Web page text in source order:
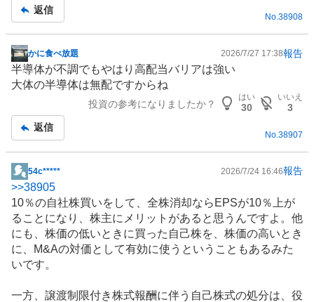
返信
No.38908
掲
示
板
かに食べ放題 2026/7/27 17:38報告
半導体が不調でもやはり高配当バリアは強い
大体の半導体は無配ですからね
投資の参考になりましたか？
はい
30
いいえ
3
返信
No. 38907
掲
示
板
記
事
54c***** 2026/7/24 16:46報告
>>38905
10％の自社株買いをして、全株消却ならEPSが10％上が
ることになり、株主にメリットがあると思うんですよ。他
にも、株価の低いときに買った自己株を、株価の高いとき
に、M&Aの対価として有効に使うということもあるみた
いです。
一方、譲渡制限付き株式報酬に伴う自己株式の処分は、役